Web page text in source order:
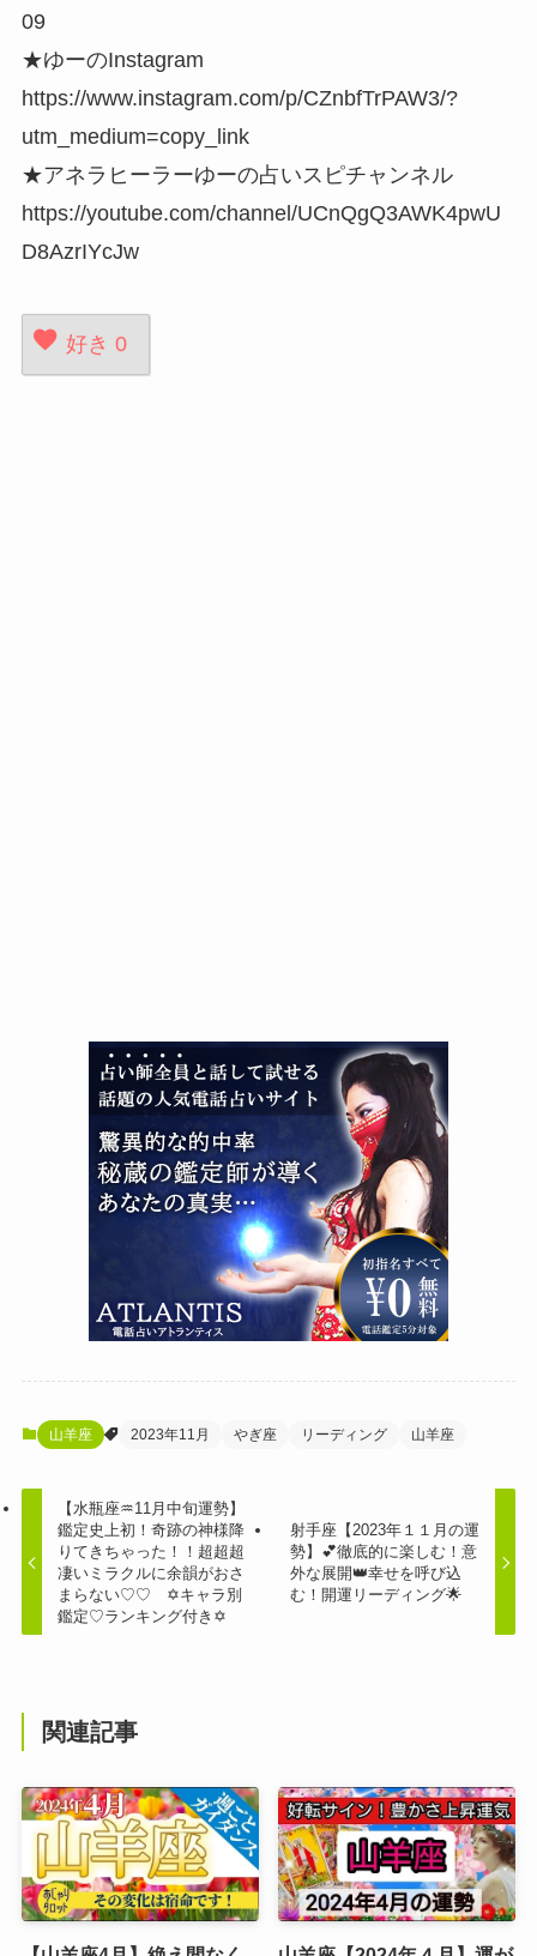
09
★ゆーのInstagram
https://www.instagram.com/p/CZnbfTrPAW3/?
utm_medium=copy_link
★アネラヒーラーゆーの占いスピチャンネル
https://youtube.com/channel/UCnQgQ3AWK4pwU
D8AzrIYcJw
好き 0
山羊座 2023年11月 やぎ座 リーディング 山羊座
【水瓶座♒11月中旬運勢】
鑑定史上初！奇跡の神様降
りてきちゃった！！超超超
凄いミラクルに余韻がおさ
まらない♡♡ ✡️キャラ別
鑑定♡ランキング付き✡️
射手座【2023年１１月の運
勢】💕徹底的に楽しむ！意
外な展開👑幸せを呼び込
む！開運リーディング🌟
関連記事